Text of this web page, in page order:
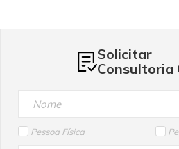
Solicitar
Consultoria
Pessoa Física